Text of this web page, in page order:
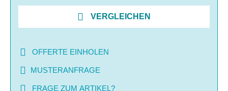
VERGLEICHEN
OFFERTE EINHOLEN
MUSTERANFRAGE
FRAGE ZUM ARTIKEL?